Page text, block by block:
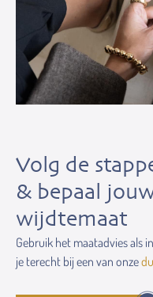
Volg de
& bepaal
wijdtemaat
Gebruik het maatadvies als
je terecht bij een van onze